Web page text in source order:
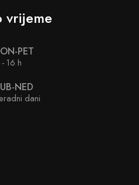
vrijeme
PET
16 h
NED
dani